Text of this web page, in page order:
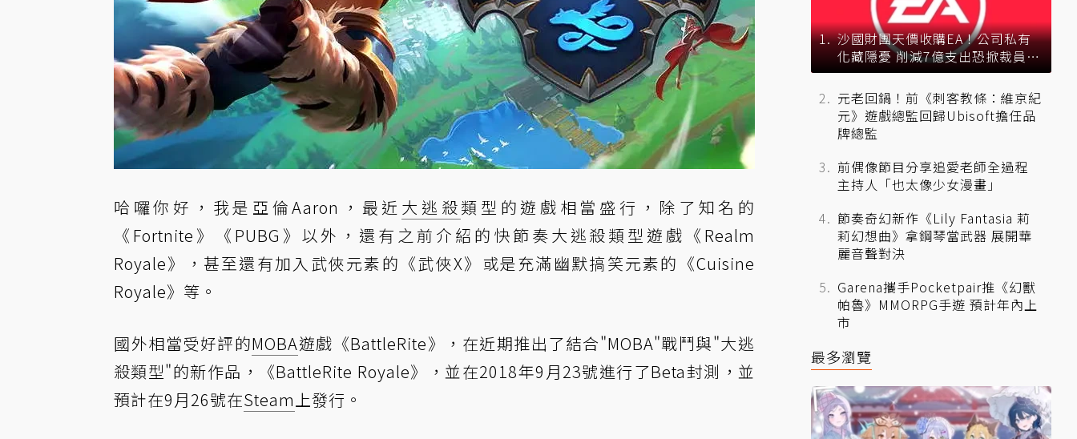
哈囉你好，我是亞倫Aaron，最近 大逃殺類型的遊戲相當盛行，除了知名的
《Fortnite》《PUBG》以外，還有之前介紹的快節奏大逃殺類型遊戲《Realm
Royale》，甚至還有加入武俠元素的《武俠X》或是充滿幽默搞笑元素的《Cuisine
Royale》等。
國外相當受好評的MOBA遊戲《BattleRite》，在近期推出了結合"MOBA"戰鬥與"大逃
殺類型"的新作品，《BattleRite Royale》，並在2018年9月23號進行了Beta封測，並
預計在9月26號在Steam上發行。
沙國財團天價收購EA！公司私有
化藏隱憂 削減7億支出恐掀裁員風
暴？
元老回鍋！前《刺客教條：維京紀
元》遊戲總監回歸Ubisoft擔任品
牌總監
前偶像節目分享追愛老師全過程
主持人「也太像少女漫畫」
節奏奇幻新作《Lily Fantasia 莉
莉幻想曲》拿鋼琴當武器 展開華
麗音聲對決
Garena攜手Pocketpair推《幻獸
帕魯》MMORPG手遊 預計年內上
市
最多瀏覽